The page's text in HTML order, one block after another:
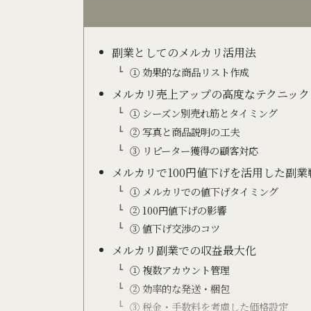
副業としてのメルカリ活用法
① 効果的な商品リスト作成
メルカリ売上アップの高度なテクニック
① シーズン別売れ筋とタイミング
② 写真と商品説明の工夫
③ リピーター獲得の顧客対応
メルカリで100円値下げを活用した副業
① メルカリでの値下げタイミング
② 100円値下げの影響
③ 値下げ交渉のコツ
メルカリ副業での収益最大化
① 複数アカウント管理
② 効率的な発送・梱包
③ 税金・手数料を考慮した価格設定